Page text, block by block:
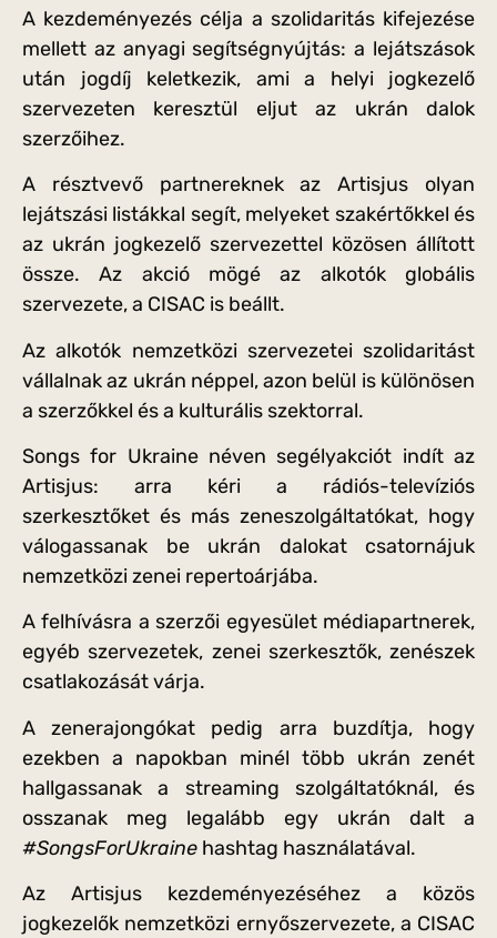
A kezdeményezés célja a szolidaritás kifejezése
mellett az anyagi segítségnyújtás: a lejátszások
után jogdíj keletkezik, ami a helyi jogkezelő
szervezeten keresztül eljut az ukrán dalok
szerzőihez.
A résztvevő partnereknek az Artisjus olyan
lejátszási listákkal segít, melyeket szakértőkkel és
az ukrán jogkezelő szervezettel közösen állított
össze. Az akció mögé az alkotók globális
szervezete, a CISAC is beállt.
Az alkotók nemzetközi szervezetei szolidaritást
vállalnak az ukrán néppel, azon belül is különösen
a szerzőkkel és a kulturális szektorral.
Songs for Ukraine néven segélyakciót indít az
Artisjus: arra kéri a rádiós-televíziós
szerkesztőket és más zeneszolgáltatókat, hogy
válogassanak be ukrán dalokat csatornájuk
nemzetközi zenei repertoárjába.
A felhívásra a szerzői egyesület médiapartnerek,
egyéb szervezetek, zenei szerkesztők, zenészek
csatlakozását várja.
A zenerajongókat pedig arra buzdítja, hogy
ezekben a napokban minél több ukrán zenét
hallgassanak a streaming szolgáltatóknál, és
osszanak meg legalább egy ukrán dalt a
#SongsForUkraine hashtag használatával.
Az Artisjus kezdeményezéséhez a közös
jogkezelők nemzetközi ernyőszervezete, a CISAC